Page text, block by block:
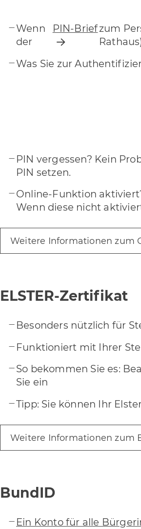
Wenn
der
PIN-Briefzum
Was Sie zur
PIN vergessen? Kein
PIN setzen.
Online-Funktion
Wenn diese nicht
Weitere Informationen zum
ELSTER-Zertifikat
Besonders nützlich für
Funktioniert mit Ihrer
So bekommen Sie es:
Sie ein
Tipp: Sie können Ihr
Weitere Informationen zum
BundID
Ein Konto für alle